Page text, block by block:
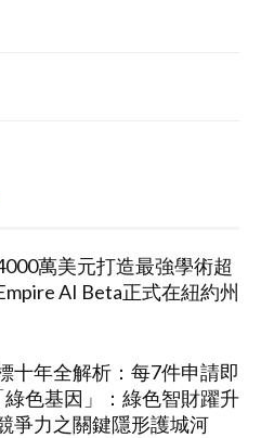
萬美元打造最強學術超
AI Beta正式在紐約州
十年全解析：每7件申請即
色基因」：綠色智財躍升
爭力之關鍵隱形護城河